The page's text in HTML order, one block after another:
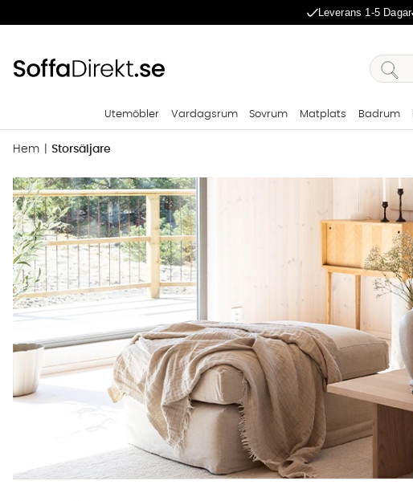
Leverans 1-5 Dagar
Utemöbler Vardagsrum Sovrum Matplats Badrum
Hem Storsäljare